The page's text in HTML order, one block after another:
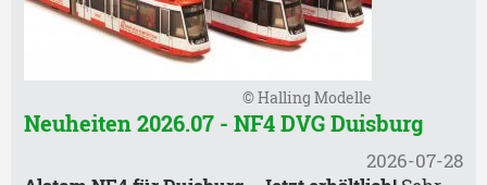
© Halling Modelle
Neuheiten 2026.07 - NF4 DVG Duisburg
2026-07-28